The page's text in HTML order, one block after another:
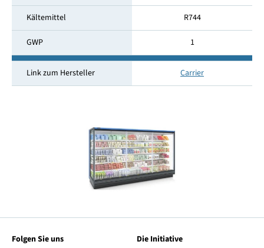
Kältemittel R744
GWP 1
Link zum Hersteller Carrier
Folgen Sie uns
Die Initiative